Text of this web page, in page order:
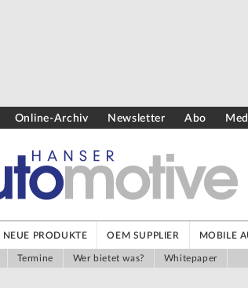
Online-Archiv Newsletter Abo
NEUE PRODUKTE OEM SUPPLIER MOBILE
Termine Wer bietet was? Whitepaper